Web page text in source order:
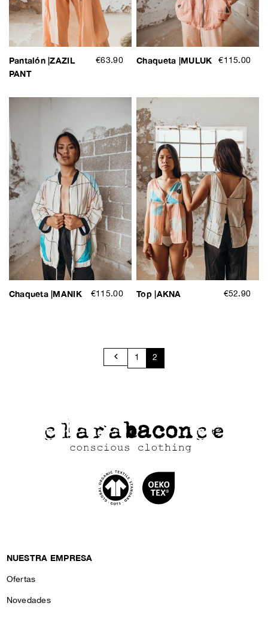
Pantalón |ZAZIL
PANT
€63.90 Chaqueta |MULUK €115.00
Chaqueta |MANIK €115.00 Top |AKNA €52.90
 1 2
NUESTRA EMPRESA
Ofertas
Novedades